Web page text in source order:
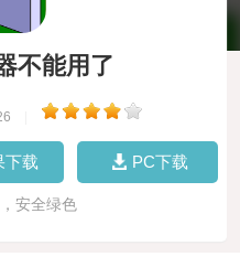
不能用了
下载 PC下载
安全绿色